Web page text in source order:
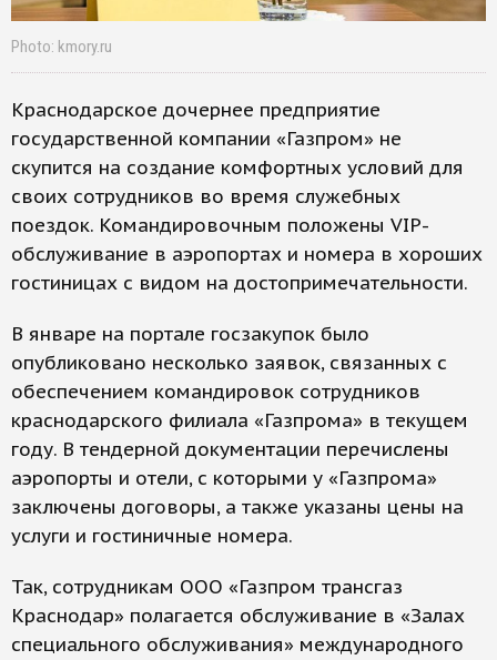
Photo: kmory.ru
Краснодарское дочернее предприятие
государственной компании «Газпром» не
скупится на создание комфортных условий для
своих сотрудников во время служебных
поездок. Командировочным положены VIP-
обслуживание в аэропортах и номера в хороших
гостиницах с видом на достопримечательности.
В январе на портале госзакупок было
опубликовано несколько заявок, связанных с
обеспечением командировок сотрудников
краснодарского филиала «Газпрома» в текущем
году. В тендерной документации перечислены
аэропорты и отели, с которыми у «Газпрома»
заключены договоры, а также указаны цены на
услуги и гостиничные номера.
Так, сотрудникам ООО «Газпром трансгаз
Краснодар» полагается обслуживание в «Залах
специального обслуживания» международного